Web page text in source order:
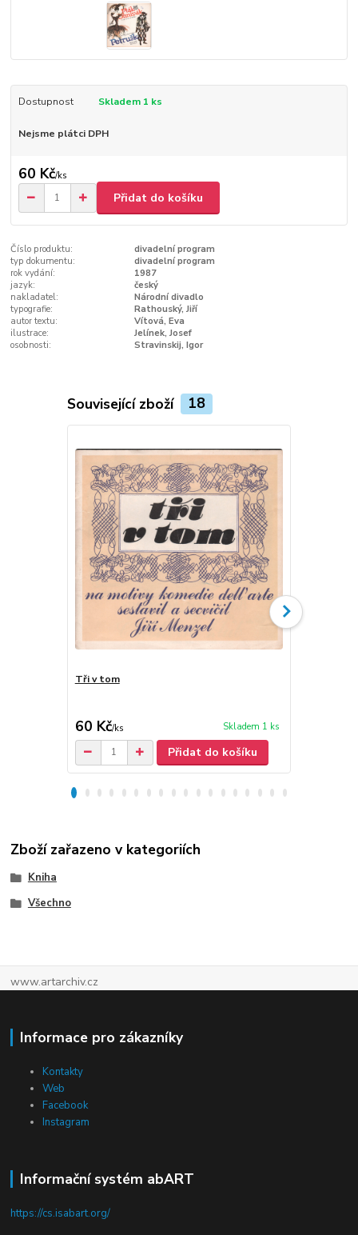
Dostupnost Skladem 1 ks
Nejsme plátci DPH
60 Kč/ks
Přidat do košíku
Číslo produktu:
divadelní program
typ dokumentu:
divadelní program
rok vydání:
1987
jazyk:
český
nakladatel:
Národní divadlo
typografie:
Rathouský, Jiří
autor textu:
Vítová, Eva
ilustrace:
Jelínek, Josef
osobnosti:
Stravinskij, Igor
Související zboží 18
Tři v tom
60 Kč/ks Skladem 1 ks
Přidat do košíku
Zboží zařazeno v kategoriích
Kniha
Všechno
www.artarchiv.cz
Informace pro zákazníky
Kontakty
Web
Facebook
Instagram
Informační systém abART
https://cs.isabart.org/